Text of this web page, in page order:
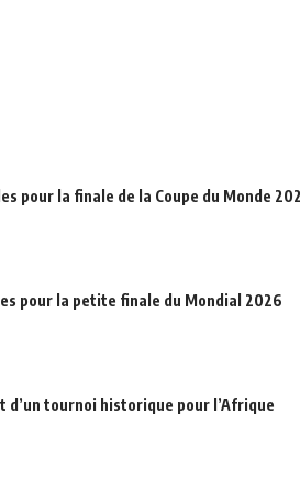
pour la finale de la Coupe du Monde
pour la petite finale du Mondial 2026
d’un tournoi historique pour l’Afrique